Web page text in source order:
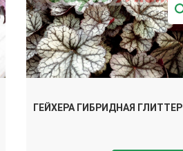
ГЕЙХЕРА ГИБРИДНАЯ ГЛИТТЕР